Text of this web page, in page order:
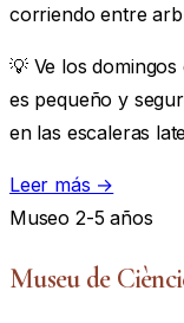
corriendo entre
💡 Ve los
es pequeño y
en las escaleras
Leer más →
Museo 2-5 años
Museu de